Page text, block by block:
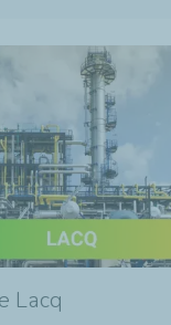
Lacq